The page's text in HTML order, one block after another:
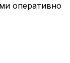
оперативно